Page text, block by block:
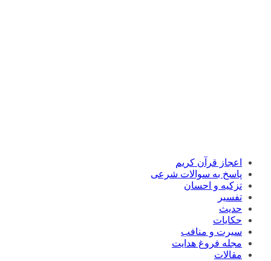
اعجاز قرآن کریم
پاسخ به سوالات شرعی
تزکیه و احسان
تفسیر
حدیث
حکایات
سیرت و منافب
مجله فروغ هدایت
مقالات